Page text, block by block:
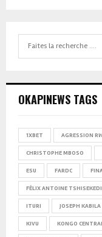
OKAPINEWS TAGS
1XBET AGRESSION
CHRISTOPHE MBOSO
ESU FARDC
FÉLIX ANTOINE
ITURI JOSEPH KABILA
KIVU KONGO